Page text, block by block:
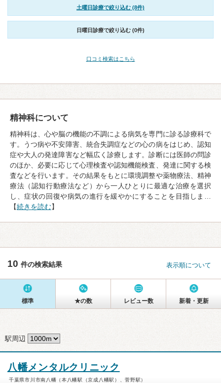
土曜日診療で絞り込む (8件)
日曜日診療で絞り込む (0件)
口コミ検索はこちら
精神科について
精神科は、心や脳の機能の不調による病気を専門に診る診療科で
す。うつ病や不安障害、統合失調症などの心の病をはじめ、認知
症や大人の発達障害など幅広く診療します。診断には医師の問診
のほか、必要に応じて心理検査や認知機能検査、発達に関する検
査などを行います。その結果をもとに環境調整や薬物療法、精神
療法（認知行動療法など）から一人ひとりに最適な治療を選択
し、症状の回復や病気の進行を緩やかにすることを目指しま…
【続きを読む】
10 件の検索結果 表示順について
標準 ★の数 レビュー数 新着・更新
駅周辺
八幡メンタルクリニック
千葉県市川市南八幡（本八幡駅（京成八幡駅）、菅野駅）